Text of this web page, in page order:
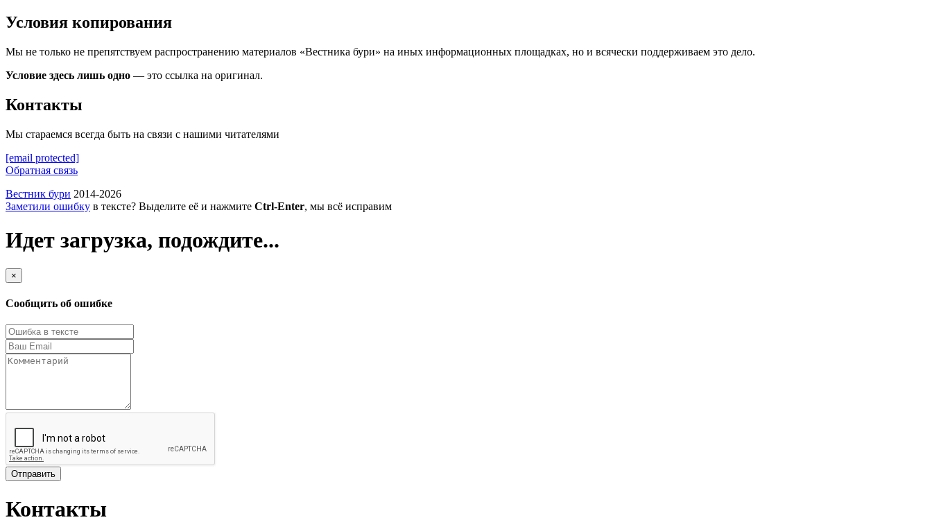
Условия копирования
Мы не только не препятствуем распространению материалов «Вестника бури» на иных информационных площадках, но и всячески поддерживаем это дело.
Условие здесь лишь одно — это ссылка на оригинал.
Контакты
Мы стараемся всегда быть на связи с нашими читателями
[email protected]
Обратная связь
Вестник бури 2014-2026
Заметили ошибку в тексте? Выделите её и нажмите Ctrl-Enter, мы всё исправим
Идет загрузка, подождите...
×
Сообщить об ошибке
Отправить
Контакты